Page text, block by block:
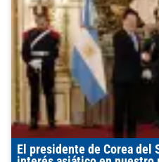
El presidente de Corea del